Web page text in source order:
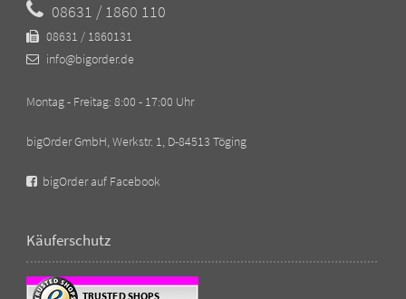
08631 / 1860 110
08631 / 1860131
info@bigorder.de
Montag - Freitag: 8:00 - 17:00 Uhr
bigOrder GmbH, Werkstr. 1, D-84513 Töging
bigOrder auf Facebook
Käuferschutz